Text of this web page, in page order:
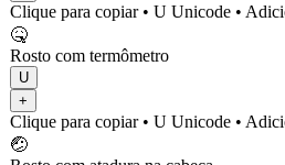
Clique para copiar• U Unicode •
🤒
Rosto com termômetro
U
+
Clique para copiar• U Unicode •
🤕